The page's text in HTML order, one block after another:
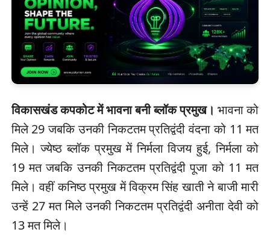
विकासखंड कपकोट में भावना बनी ब्लॉक प्रमुख। भावना को
मिले 29 जबकि उनकी निकटतम प्रतिद्वंदी वंदना को 11 मत
मिले। ज्येष्ठ ब्लॉक प्रमुख में निर्मला विजय हुई, निर्मला को
19 मत जबकि उनकी निकटतम प्रतिद्वंदी पूजा को 11 मत
मिले। वहीं कनिष्ठ प्रमुख में विक्रम सिंह खाती ने बाजी मारी
उन्हें 27 मत मिले उनकी निकटतम प्रतिद्वंदी अनीता देवी को
13 मत मिले।